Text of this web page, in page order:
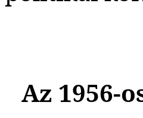
Az 1956-